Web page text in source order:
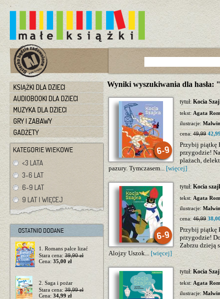
KSIĄŻKI DLA DZIECI
AUDIOBOOKI DLA DZIECI
MUZYKA DLA DZIECI
GRY I ZABAWY
GADŻETY
<3 LATA
3-6 LAT
6-9 LAT
9 LAT I WIĘCEJ
1. Romans palce lizać
Stara cena: 39,90 zł
Cena: 35,00 zł
2. Saga i pożar
Stara cena: 39,99 zł
Cena: 34,99 zł
Wyniki wyszukiwania dla
tytuł: Kocia
tekst: Agata
ilustracje:
cena: 49,99
Przybij piątkę
przygodzie!
plażach,
pazury. Tymczasem... [więcej]
tytuł: Kocia
tekst: Agata
ilustracje:
cena: 46,99
Przybij piątkę
przygodzie!
Zabrzu dzieją
Alojzy Uszok... [więcej]
tytuł: Kocia
tekst: Agata
ilustracje: